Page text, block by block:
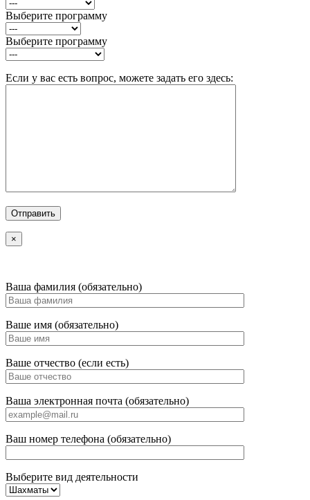
Выберите программу
Выберите программу
Если у вас есть вопрос, можете задать его здесь:
×
Ваша фамилия (обязательно)
Ваше имя (обязательно)
Ваше отчество (если есть)
Ваша электронная почта (обязательно)
Ваш номер телефона (обязательно)
Выберите вид деятельности